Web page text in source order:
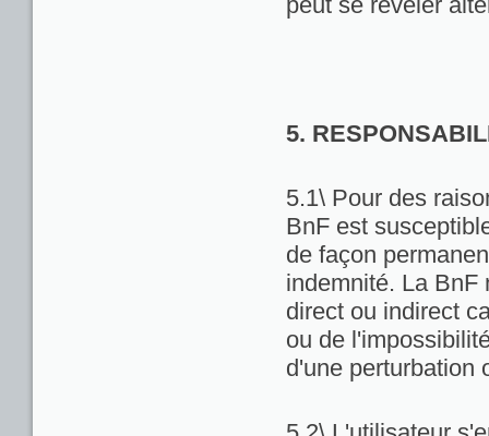
5.
5.1\ Pour des
BnF est
de façon
indemnité. La BnF
direct ou indirect
ou de
d'une perturbation